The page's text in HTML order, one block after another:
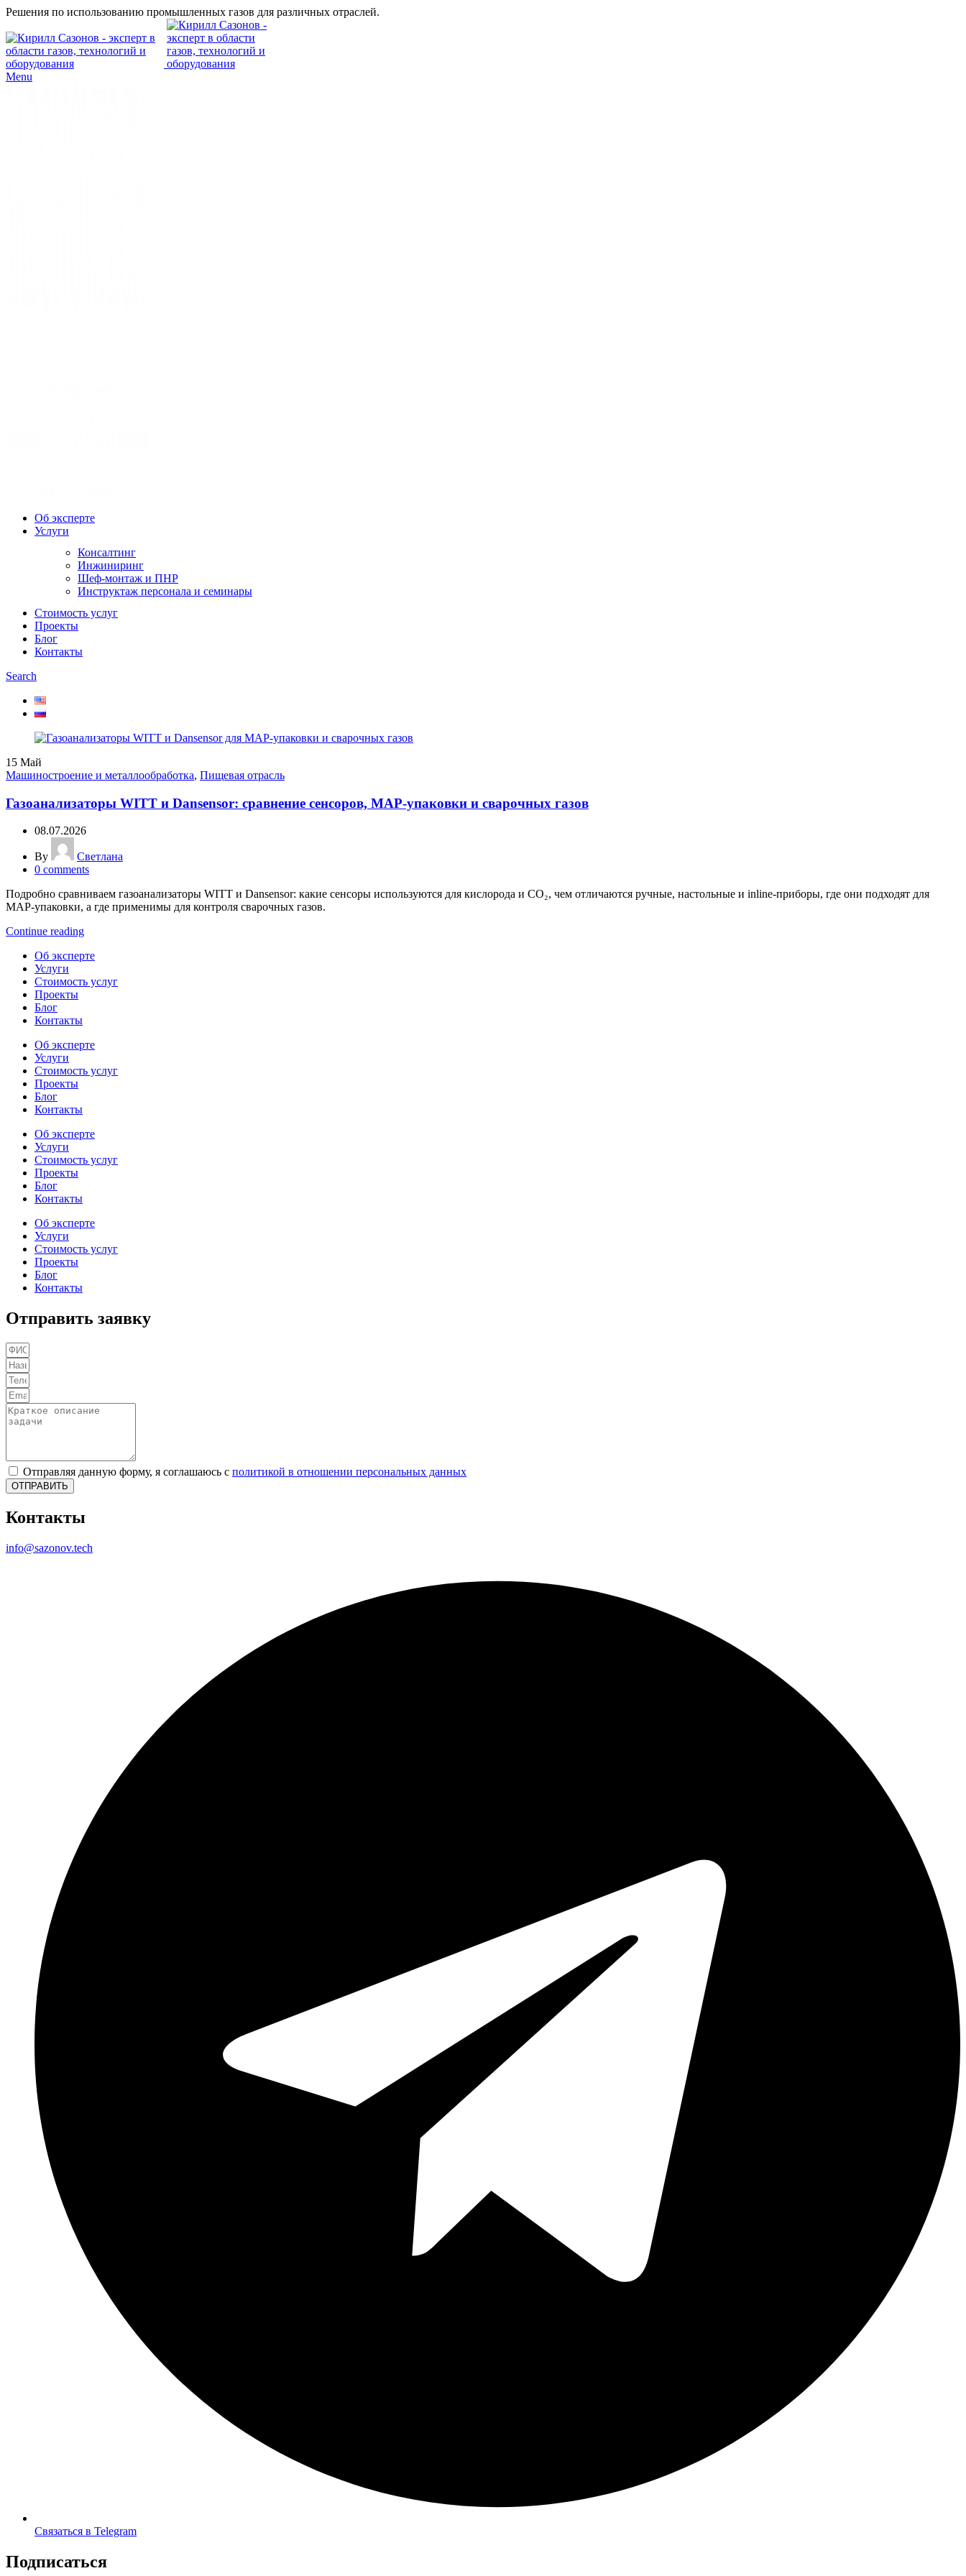
Решения по использованию промышленных газов для различных отраслей.
Menu
Об эксперте
Услуги
Консалтинг
Инжиниринг
Шеф-монтаж и ПНР
Инструктаж персонала и семинары
Стоимость услуг
Проекты
Блог
Контакты
Search
15 Май
Машиностроение и металлообработка, Пищевая отрасль
Газоанализаторы WITT и Dansensor: сравнение сенсоров, MAP-упаковки и сварочных газов
08.07.2026
By
Светлана
0 comments
Подробно сравниваем газоанализаторы WITT и Dansensor: какие сенсоры используются для кислорода и CO₂, чем отличаются ручные, настольные и inline-приборы, где они подходят для
MAP-упаковки, а где применимы для контроля сварочных газов.
Continue reading
Об эксперте
Услуги
Стоимость услуг
Проекты
Блог
Контакты
Об эксперте
Услуги
Стоимость услуг
Проекты
Блог
Контакты
Об эксперте
Услуги
Стоимость услуг
Проекты
Блог
Контакты
Об эксперте
Услуги
Стоимость услуг
Проекты
Блог
Контакты
Отправить заявку
Отправляя данную форму, я соглашаюсь с политикой в отношении персональных данных
ОТПРАВИТЬ
Контакты
info@sazonov.tech
Связаться в Telegram
Подписаться